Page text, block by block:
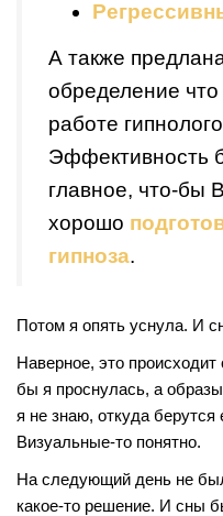
А также
обределение что
работе
Эффективность
главное, что-бы
хорошо
гипноза.
Потом я опять уснула. И
Наверное, это происходит
бы я проснулась, а
я не знаю, откуда
Визуальные-то понятно.
На следующий день не
какое-то решение. И сны